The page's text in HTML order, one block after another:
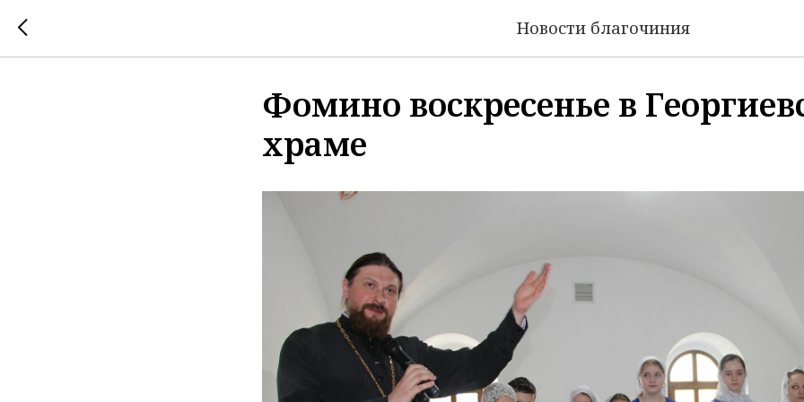
Новости благочиния
Фомино воскресенье в
храме